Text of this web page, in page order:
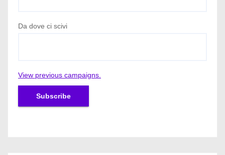
Da dove ci scivi
View previous campaigns.